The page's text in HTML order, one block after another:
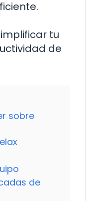
tu
de
sobre
de